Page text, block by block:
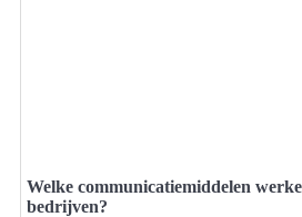
Welke communicatiemiddelen
bedrijven?